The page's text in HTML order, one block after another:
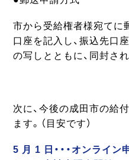
市から受給権者様宛てに
口座を記入し、振込先口
の写しとともに、同封さ
次に、今後の成田市の給
ます。（目安です）
5 月 1 日・・・オンライ